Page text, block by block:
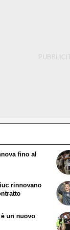
fino al
rinnovano
un nuovo